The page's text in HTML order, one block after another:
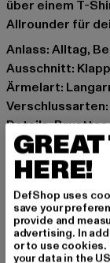
über einem T-
Allrounder für
Anlass: Alltag,
Ausschnitt:
Ärmelart:
Details:
Schnitt: schmal
Marke: Brandit
Kat.: Hemden
Farbe: schwarz
Hersteller
Art.Nr: BD4005-
GREAT
HERE!
DefShop uses
save your
provide and
advertising. In
or to use
your data in the